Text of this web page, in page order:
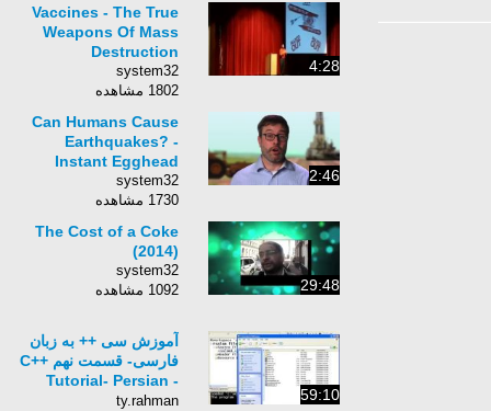
4:28
Vaccines - The True
Weapons Of Mass
Destruction
system32
1802 مشاهده
2:46
Can Humans Cause
Earthquakes? -
Instant Egghead
system32
1730 مشاهده
29:48
The Cost of a Coke
(2014)
system32
1092 مشاهده
59:10
آموزش سی ++ به زبان
فارسی- قسمت نهم C++
Tutorial- Persian -
Part9
ty.rahman